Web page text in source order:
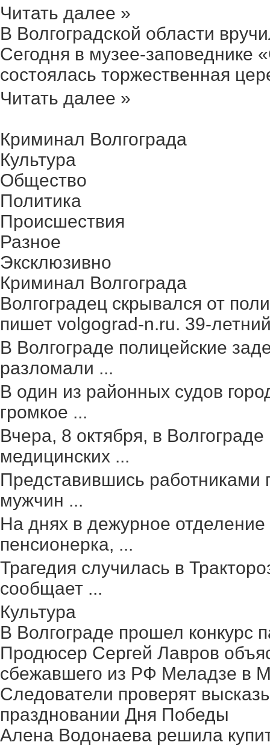
Читать далее »
В Волгоградской области
Сегодня в музее-заповеднике
состоялась торжественная
Читать далее »
Криминал Волгограда
Культура
Общество
Политика
Происшествия
Разное
Эксклюзивно
Криминал Волгограда
Волгоградец скрывался от
пишет volgograd-n.ru. 39-
В Волгограде полицейские
разломали ...
В один из районных судов
громкое ...
Вчера, 8 октября, в
медицинских ...
Представившись работниками
мужчин ...
На днях в дежурное
пенсионерка, ...
Трагедия случилась в
сообщает ...
Культура
В Волгограде прошел конкурс
Продюсер Сергей Лавров
сбежавшего из РФ Меладзе в
Следователи проверят
праздновании Дня Победы
Алена Водонаева решила